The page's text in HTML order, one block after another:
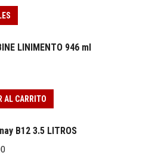
LINIMENTO 946 ml
AL CARRITO
B12 3.5 LITROS